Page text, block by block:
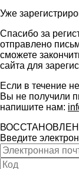
Уже
Спасибо за
отправлено
сможете
сайта для
Если в течение
Вы не получили
напишите нам:
Введите